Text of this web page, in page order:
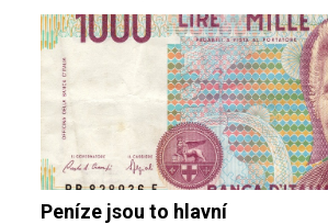
Peníze jsou to hlavní